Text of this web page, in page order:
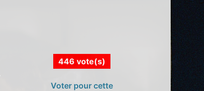
446 vote(s)
Voter pour cette